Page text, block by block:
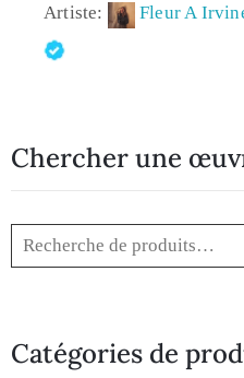
Artiste:
Fleur A
Chercher une
Catégories de